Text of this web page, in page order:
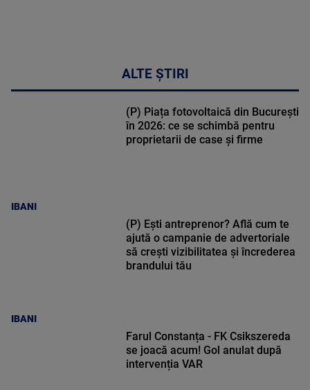
ALTE ȘTIRI
IBANI
(P) Piața fotovoltaică din București
în 2026: ce se schimbă pentru
proprietarii de case și firme
IBANI
(P) Ești antreprenor? Află cum te
ajută o campanie de advertoriale
să crești vizibilitatea și încrederea
brandului tău
Farul Constanța - FK Csikszereda
se joacă acum! Gol anulat după
intervenția VAR